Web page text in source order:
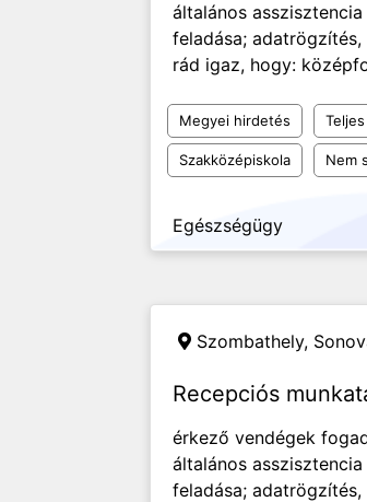
általános
feladása;
rád igaz, hogy:
Megyei hirdetés
Szakközépiskola Nem
Egészségügy
Szombathely,
Recepciós
érkező vendégek
általános
feladása;